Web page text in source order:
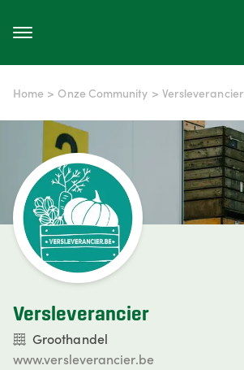
Home > Onze Community > Versleverancier
Versleverancier
Groothandel
www.versleverancier.be